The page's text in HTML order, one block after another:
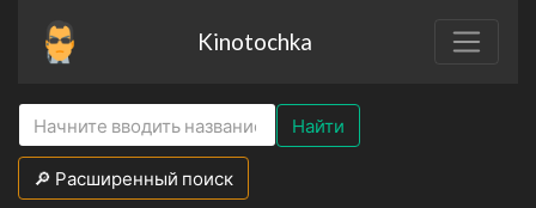
Kinotochka
Найти
🔎 Расширенный поиск